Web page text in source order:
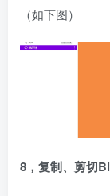
（如下图）
8，复制、剪切